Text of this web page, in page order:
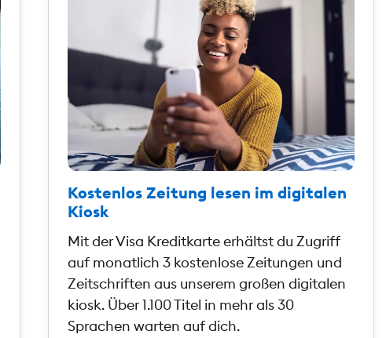
Kostenlos Zeitung lesen im digitalen
Kiosk
Mit der Visa Kreditkarte erhältst du Zugriff
auf monatlich 3 kostenlose Zeitungen und
Zeitschriften aus unserem großen digitalen
kiosk. Über 1.100 Titel in mehr als 30
Sprachen warten auf dich.